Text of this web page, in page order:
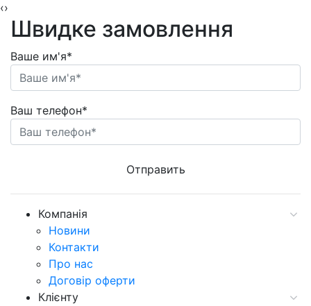
‹›
Швидке замовлення
Ваше им'я*
Ваш телефон*
Компанія
Новини
Контакти
Про нас
Договір оферти
Клієнту